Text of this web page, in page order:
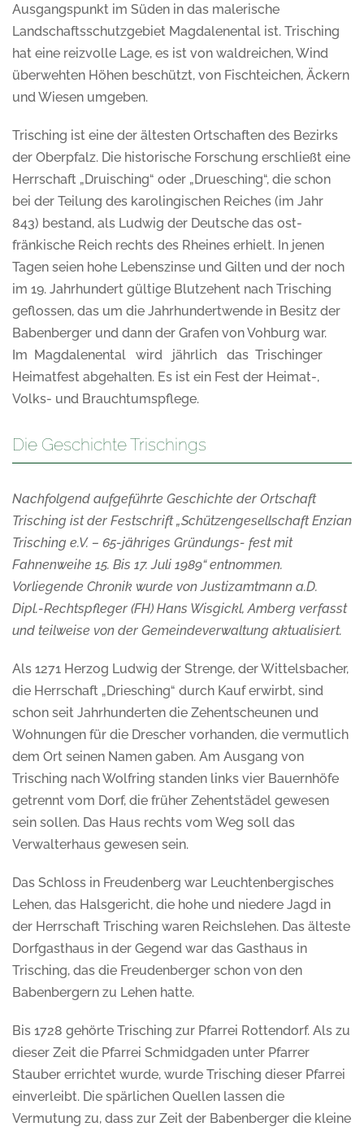
Ausgangspunkt im Süden in das malerische
Landschaftsschutzgebiet Magdalenental ist. Trisching
hat eine reizvolle Lage, es ist von waldreichen, Wind
überwehten Höhen beschützt, von Fischteichen, Äckern
und Wiesen umgeben.
Trisching ist eine der ältesten Ortschaften des Bezirks
der Oberpfalz. Die historische Forschung erschließt eine
Herrschaft „Druisching“ oder „Druesching“, die schon
bei der Teilung des karolingischen Reiches (im Jahr
843) bestand, als Ludwig der Deutsche das ost-
fränkische Reich rechts des Rheines erhielt. In jenen
Tagen seien hohe Lebenszinse und Gilten und der noch
im 19. Jahrhundert gültige Blutzehent nach Trisching
geflossen, das um die Jahrhundertwende in Besitz der
Babenberger und dann der Grafen von Vohburg war.
Im Magdalenental wird jährlich das Trischinger
Heimatfest abgehalten. Es ist ein Fest der Heimat-,
Volks- und Brauchtumspflege.
Die Geschichte Trischings
Nachfolgend aufgeführte Geschichte der Ortschaft
Trisching ist der Festschrift „Schützengesellschaft Enzian
Trisching e.V. – 65-jähriges Gründungs- fest mit
Fahnenweihe 15. Bis 17. Juli 1989“ entnommen.
Vorliegende Chronik wurde von Justizamtmann a.D.
Dipl.-Rechtspfleger (FH) Hans Wisgickl, Amberg verfasst
und teilweise von der Gemeindeverwaltung aktualisiert.
Als 1271 Herzog Ludwig der Strenge, der Wittelsbacher,
die Herrschaft „Driesching“ durch Kauf erwirbt, sind
schon seit Jahrhunderten die Zehentscheunen und
Wohnungen für die Drescher vorhanden, die vermutlich
dem Ort seinen Namen gaben. Am Ausgang von
Trisching nach Wolfring standen links vier Bauernhöfe
getrennt vom Dorf, die früher Zehentstädel gewesen
sein sollen. Das Haus rechts vom Weg soll das
Verwalterhaus gewesen sein.
Das Schloss in Freudenberg war Leuchtenbergisches
Lehen, das Halsgericht, die hohe und niedere Jagd in
der Herrschaft Trisching waren Reichslehen. Das älteste
Dorfgasthaus in der Gegend war das Gasthaus in
Trisching, das die Freudenberger schon von den
Babenbergern zu Lehen hatte.
Bis 1728 gehörte Trisching zur Pfarrei Rottendorf. Als zu
dieser Zeit die Pfarrei Schmidgaden unter Pfarrer
Stauber errichtet wurde, wurde Trisching dieser Pfarrei
einverleibt. Die spärlichen Quellen lassen die
Vermutung zu, dass zur Zeit der Babenberger die kleine